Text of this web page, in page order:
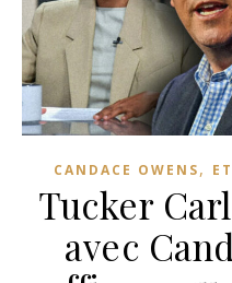
CANDACE OWENS,
Tucker
avec